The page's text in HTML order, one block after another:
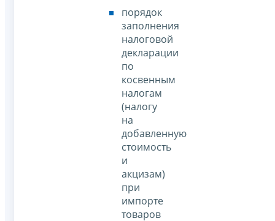
порядок
заполнения
налоговой
декларации
по
косвенным
налогам
(налогу
на
добавленную
стоимость
и
акцизам)
при
импорте
товаров